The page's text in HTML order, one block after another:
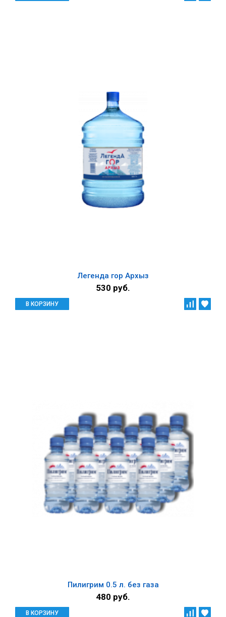
Легенда гор Архыз
530 руб.
В КОРЗИНУ
Пилигрим 0.5 л. без газа
480 руб.
В КОРЗИНУ